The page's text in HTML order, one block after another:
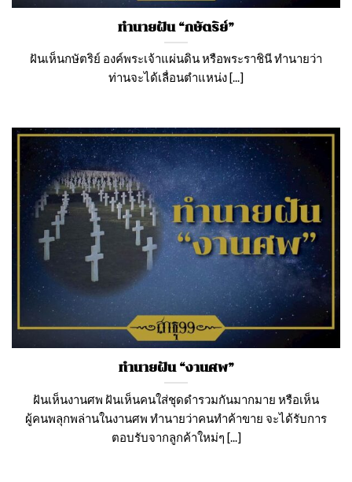
ทำนายฝัน “กษัตริย์”
ฝันเห็นกษัตริย์ องค์พระเจ้าแผ่นดิน หรือพระราชินี ทํานายว่า
ท่านจะได้เลื่อนตําแหน่ง [...]
ทำนายฝัน “งานศพ”
ฝันเห็นงานศพ ฝันเห็นคนใส่ชุดดำรวมกันมากมาย หรือเห็น
ผู้คนพลุกพล่านในงานศพ ทำนายว่าคนทำค้าขาย จะได้รับการ
ตอบรับจากลูกค้าใหม่ๆ [...]